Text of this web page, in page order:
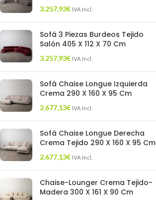
3.257,93€ IVA Incl.
Sofá 3 Piezas Burdeos Tejido
Salón 405 X 112 X 70 Cm
3.257,93€ IVA Incl.
Sofá Chaise Longue Izquierda
Crema 290 X 160 X 95 Cm
2.677,13€ IVA Incl.
Sofá Chaise Longue Derecha
Crema Tejido 290 X 160 X 95 Cm
2.677,13€ IVA Incl.
Chaise-Lounger Crema Tejido-
Madera 300 X 161 X 90 Cm